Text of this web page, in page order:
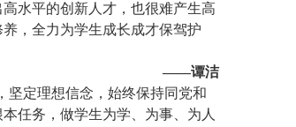
水平的创新人才，也很难产生高
，全力为学生成长成才保驾护
——谭洁
坚定理想信念，始终保持同党和
任务，做学生为学、为事、为人